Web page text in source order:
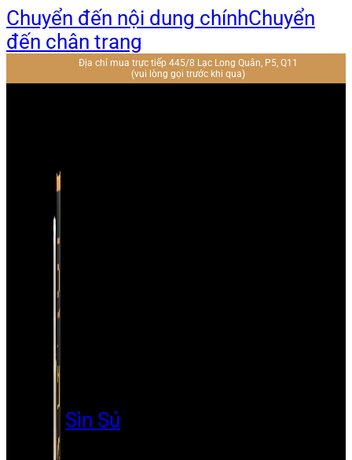
Chuyển đến nội dung chínhChuyển
đến chân trang
Địa chỉ mua trực tiếp 445/8 Lạc Long Quân, P5, Q11
(vui lòng gọi trước khi qua)
Sìn Sú